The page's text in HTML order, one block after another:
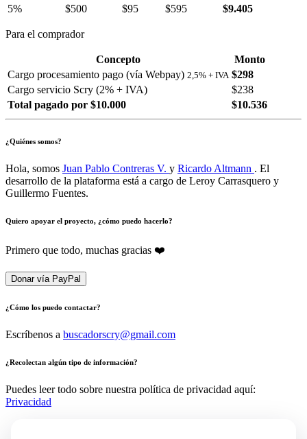
5%
$500 $95 $595 $9.405
Para el comprador
Concepto
Monto
Cargo procesamiento pago (vía Webpay) 2,5% + IVA $298
Cargo servicio Scry (2% + IVA)
$238
Total pagado por $10.000
$10.536
¿Quiénes somos?
Hola, somos Juan Pablo Contreras V. y Ricardo Altmann . El
desarrollo de la plataforma está a cargo de Leroy Carrasquero y
Guillermo Fuentes.
Quiero apoyar el proyecto, ¿cómo puedo hacerlo?
Primero que todo, muchas gracias ❤️
Donar vía PayPal
¿Cómo los puedo contactar?
Escríbenos a buscadorscry@gmail.com
¿Recolectan algún tipo de información?
Puedes leer todo sobre nuestra política de privacidad aquí:
Privacidad